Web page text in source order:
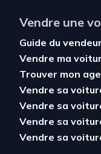
Vendre une
Guide du vendeur
Vendre ma
Trouver mon
Vendre sa
Vendre sa
Vendre sa
Vendre sa